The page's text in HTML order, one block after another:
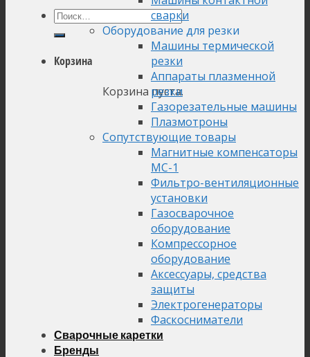
Корзина
Корзина пуста.
сварки
Оборудование для резки
Машины термической
резки
Аппараты плазменной
резки
Газорезательные машины
Плазмотроны
Сопутствующие товары
Магнитные компенсаторы
МС-1
Фильтро-вентиляционные
установки
Газосварочное
оборудование
Компрессорное
оборудование
Аксессуары, средства
защиты
Электрогенераторы
Фаскосниматели
Сварочные каретки
Бренды